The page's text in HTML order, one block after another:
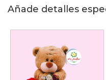
Añade detalles